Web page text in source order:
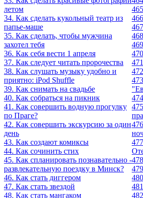
летом
34. Как сделать кукольный театр из
папье-маше
35. Как сделать, чтобы мужчина
захотел тебя
36. Как себя вести 1 апреля
37. Как следует читать пророчества
38. Как слушать музыку удобно и
приятно: iPod Shuffle
39. Как снимать на свадьбе
40. Как собраться на пикник
41. Как совершить водную прогулку
по Праге?
42. Как совершить экскурсию за один
день
43. Как создают комиксы
44. Как сочинить стих
45. Как спланировать познавательно -
развлекательную поездку в Минск?
46. Как стать диггером
47. Как стать звездой
48. Как стать мангаком